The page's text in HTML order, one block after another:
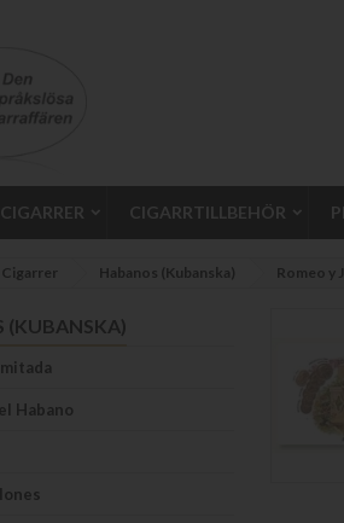
CIGARRER CIGARRTILLBEHÖR
Cigarrer Habanos (Kubanska) Romeo y
(KUBANSKA)
Habano